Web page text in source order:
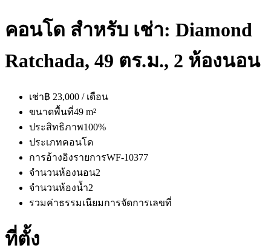
คอนโด สำหรับ เช่า: Diamond
Ratchada, 49 ตร.ม., 2 ห้องนอน
เช่า฿ 23,000 / เดือน
ขนาดพื้นที่49 m²
ประสิทธิภาพ100%
ประเภทคอนโด
การอ้างอิงรายการWF-10377
จำนวนห้องนอน2
จำนวนห้องน้ำ2
รวมค่าธรรมเนียมการจัดการเลขที่
ที่ตั้ง